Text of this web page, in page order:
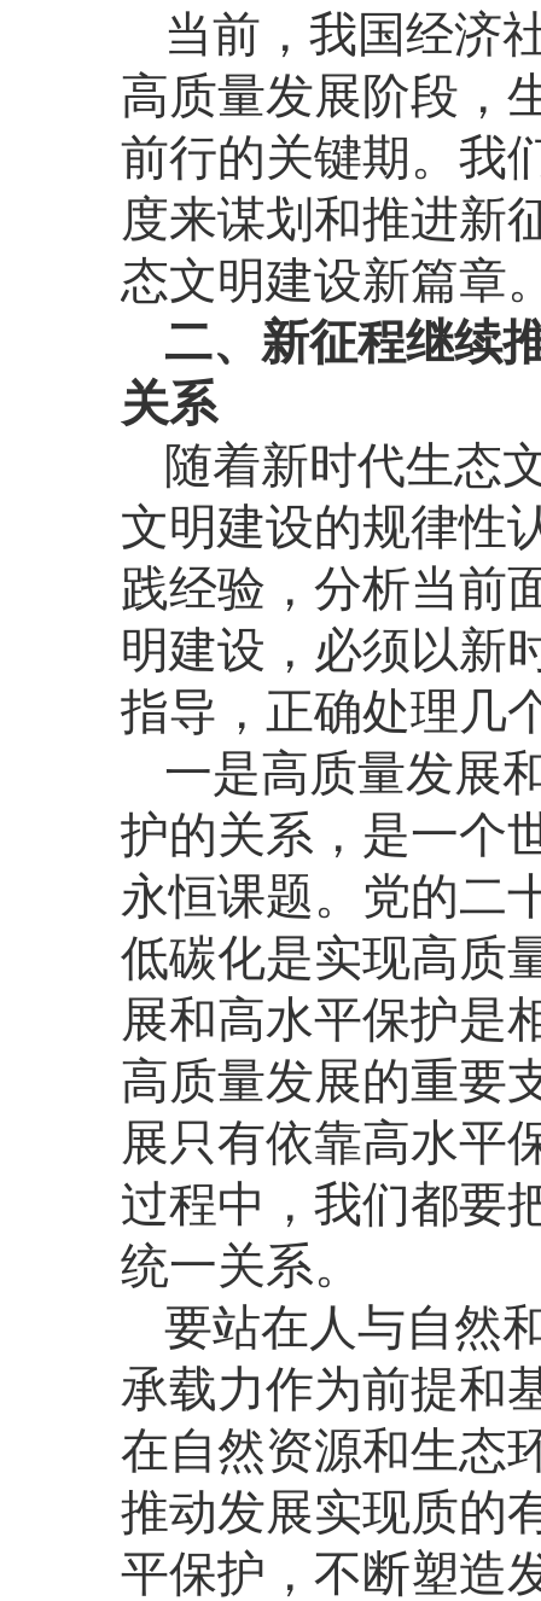
当前，我国经济
高质量发展阶段，
前行的关键期。我
度来谋划和推进新
态文明建设新篇章
二、新征程继续
关系
随着新时代生态
文明建设的规律性
践经验，分析当前
明建设，必须以新
指导，正确处理几
一是高质量发展
护的关系，是一个
永恒课题。党的二
低碳化是实现高质
展和高水平保护是
高质量发展的重要
展只有依靠高水平
过程中，我们都要
统一关系。
要站在人与自然
承载力作为前提和
在自然资源和生态
推动发展实现质的
平保护，不断塑造